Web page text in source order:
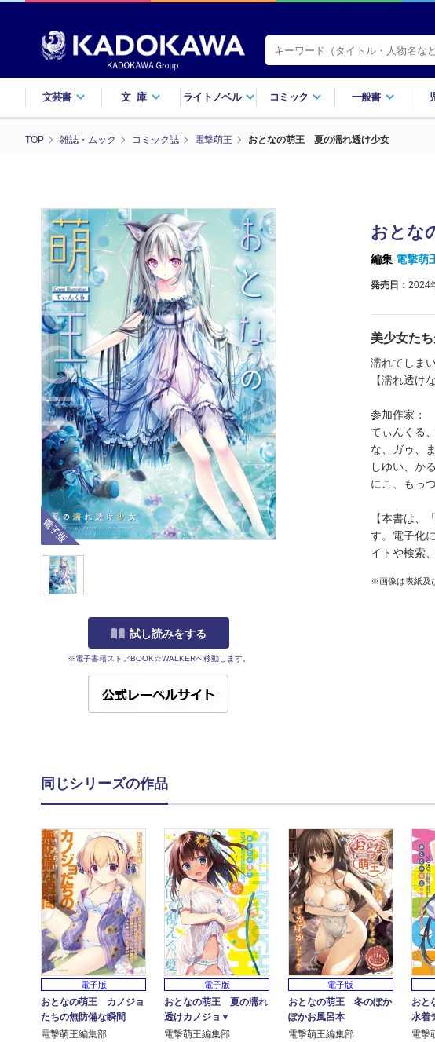
文芸書 文庫 ライトノベル コミック 一般書
TOP 雑誌・ムック コミック誌 電撃萌王 おとなの萌王 夏の濡れ透け少女
電子版
試し読みをする
※電子書籍ストアBOOK☆WALKERへ移動します。
おとな
編集 電撃萌
発売日： 2024
美少女た
濡れてしま
【濡れ透け
参加作家：
てぃんくる
な、ガゥ、
しゆい、か
にこ、もっ
【本書は、
す。電子化
イトや検索
※画像は表紙及
同じシリーズの作品
電子版
おとなの萌王 カノジョ
たちの無防備な瞬間
電撃萌王編集部
電子版
おとなの萌王 夏の濡れ
透けカノジョ▼
電撃萌王編集部
電子版
おとなの萌王 冬のぽか
ぽかお風呂本
電撃萌王編集部
おと
水着
電撃